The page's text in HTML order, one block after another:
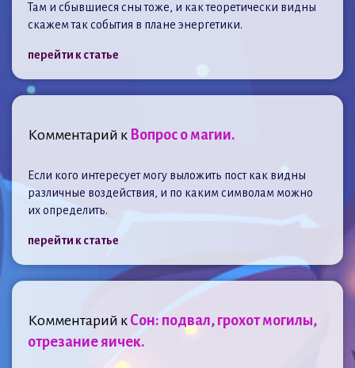
Там и сбывшиеся сны тоже, и как теоретически видны
скажем так события в плане энергетики.
перейти к статье
Комментарий к Вопрос о магии.
Если кого интересует могу выложить пост как видны
различные воздействия, и по каким символам можно
их определить.
перейти к статье
Комментарий к Сон: подвал, грохот могилы,
отрезание яичек.